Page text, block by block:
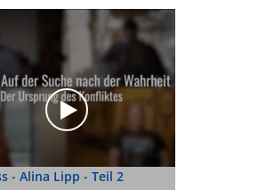
- Alina Lipp - Teil 2